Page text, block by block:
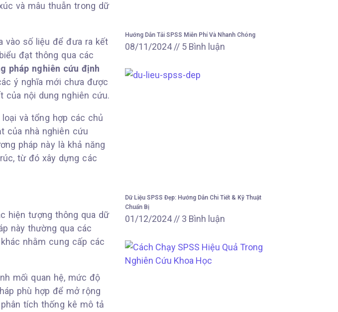
và mâu thuẫn trong dữ
vào số liệu để đưa ra kết
đạt thông qua các
pháp nghiên cứu định
ý nghĩa mới chưa được
của nội dung nghiên cứu.
và tổng hợp các chủ
của nhà nghiên cứu
pháp này là khả năng
từ đó xây dựng các
hiện tượng thông qua dữ
này thường qua các
nhằm cung cấp các
mối quan hệ, mức độ
phù hợp để mở rộng
tích thống kê mô tả
Hướng Dẫn Tải SPSS Miễn Phí Và Nhanh Chóng
08/11/2024 5 Bình luận
Dữ Liệu SPSS Đẹp: Hướng Dẫn Chi Tiết & Kỹ Thuật
Chuẩn Bị
01/12/2024 3 Bình luận